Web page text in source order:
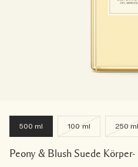
500 ml 100 ml 250 ml
Peony & Blush Suede Körper-